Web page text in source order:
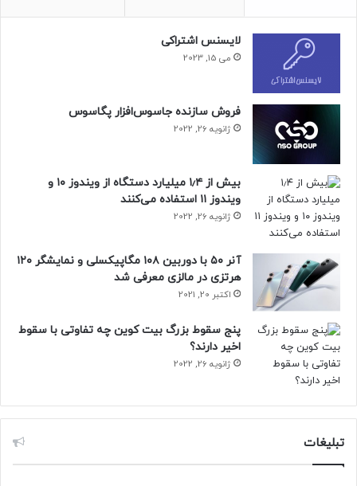
حتما بخوانید :اپل ظاهرا تولید هدست ویژن پرو را به‌دلیل
پایین‌بودن آمار فروش متوقف کرده است
منبع : زومیت
لایسنس اشتراکی
می 15, 2023
فروش سازنده جاسوس‌افزار پگاسوس
ژانویه 26, 2022
بیش از ۱٫۴ میلیارد دستگاه از ویندوز ۱۰ و
ویندوز ۱۱ استفاده می‌کنند
ژانویه 26, 2022
آنر ۵۰ با دوربین ۱۰۸ مگاپیکسلی و نمایشگر ۱۲۰
هرتزی در مالزی معرفی شد
اکتبر 20, 2021
پنج سقوط بزرگ بیت کوین چه تفاوتی با سقوط
اخیر دارند؟
ژانویه 26, 2022
تبلیغات